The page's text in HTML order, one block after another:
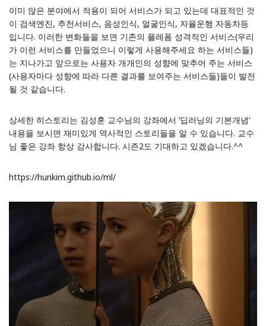
이미 많은 분야에서 적용이 되어 서비스가 되고 있는데 대표적인 것
이 검색엔진, 추천서비스, 음성인식, 얼굴인식, 자율운행 자동차등
입니다. 이러한 변화들을 보면 기존의 플레폼 성격적인 서비스(우리
가 이런 서비스를 만들었으니 이렇게 사용해주세요 하는 서비스들)
는 지나가고 앞으로는 사용자 개개인의 성향에 맞추어 주는 서비스
(사용자마다 성향에 따라 다른 결과를 보여주는 서비스들)들이 발전
될 것 같습니다.
상세한 히스토리는 김성훈 교수님의 강좌에서 ‘딥러닝의 기본개념’
내용을 보시면 재미있게 역사적인 스토리들을 알 수 있습니다. 교수
님 좋은 강좌 항상 감사합니다. 시즌2도 기대하고 있겠습니다.^^
https://hunkim.github.io/ml/